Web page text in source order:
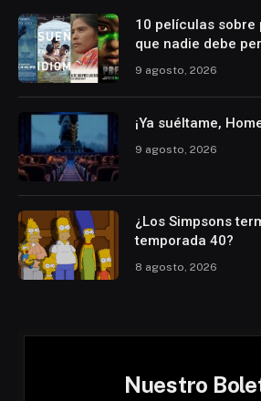
10 películas
que nadie debe
9 agosto, 2026
¡Ya suéltame,
9 agosto, 2026
¿Los Simpsons
temporada 40?
8 agosto, 2026
Nuestro